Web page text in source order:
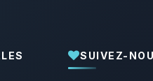
SUIVEZ-
Youpi, enfin